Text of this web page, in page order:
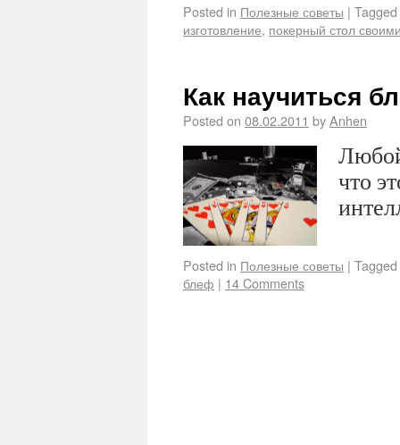
Posted in Полезные советы | Tagged
изготовление, покерный стол
Как научиться
Posted on 08.02.2011 byAnhen
что
Posted in Полезные советы | Tagged
блеф | 14 Comments